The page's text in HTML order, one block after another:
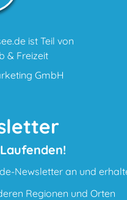
ist Teil von
& Freizeit
GmbH
Newsletter an und
Regionen und Orten